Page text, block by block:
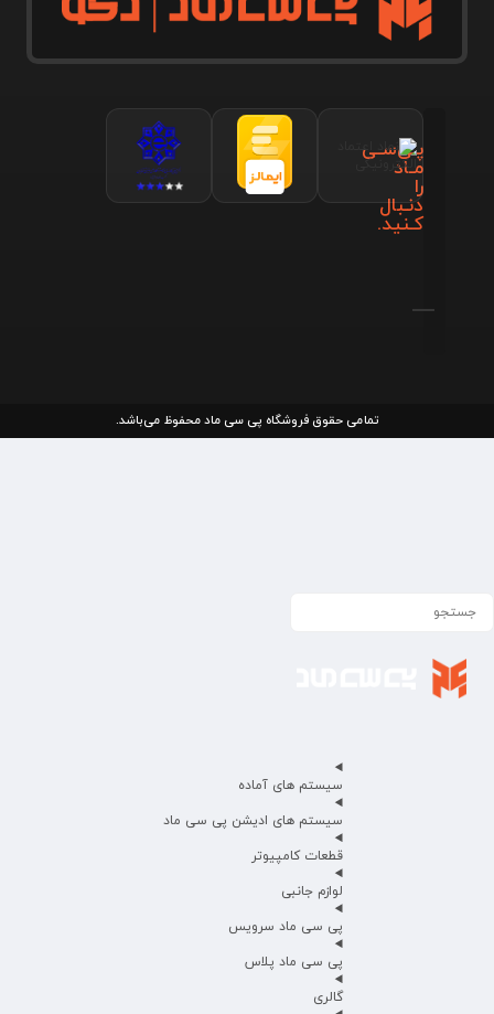
پـی‌سـی
مـاد
را
دنـبال
کـنید.
تمامی حقوق فروشگاه پی سی ماد محفوظ می‌باشد.
سیستم های آماده
سیستم های ادیشن پی سی ماد
قطعات کامپیوتر
لوازم جانبی
پی سی ماد سرویس
پی سی ماد پلاس
گالری